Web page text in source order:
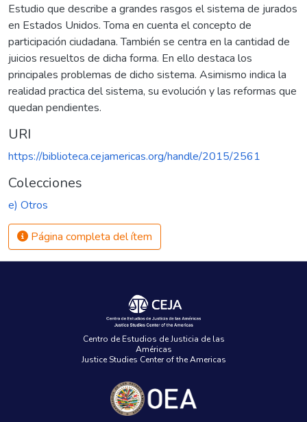
Estudio que describe a grandes rasgos el sistema de jurados
en Estados Unidos. Toma en cuenta el concepto de
participación ciudadana. También se centra en la cantidad de
juicios resueltos de dicha forma. En ello destaca los
principales problemas de dicho sistema. Asimismo indica la
realidad practica del sistema, su evolución y las reformas que
quedan pendientes.
URI
https://biblioteca.cejamericas.org/handle/2015/2561
Colecciones
e) Otros
Página completa del ítem
Centro de Estudios de Justicia de las
Américas
Justice Studies Center of the Americas